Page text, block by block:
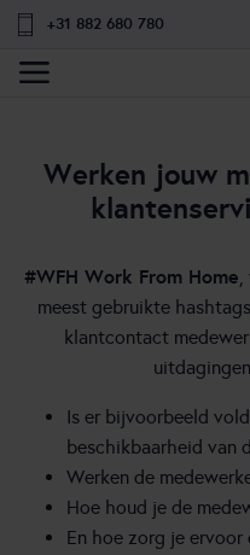
+31 882 680 780
Werken jouw
#WFH Work From Home,
meest gebruikte
klantcontact
Is er bijvoorbeeld
beschikbaarheid van
Werken de
Hoe houd je de
En hoe zorg je